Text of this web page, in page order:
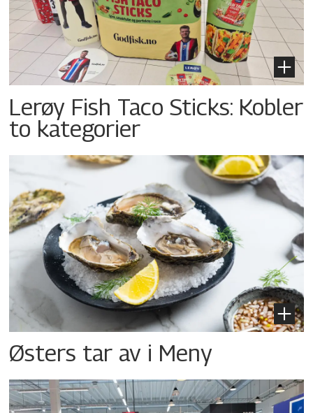
Lerøy Fish Taco Sticks: Kobler
to kategorier
Østers tar av i Meny